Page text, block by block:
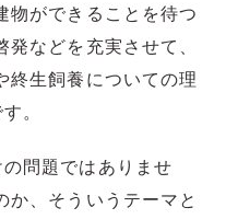
物ができることを待つ
などを充実させて、
終生飼養についての理
。
問題ではありませ
か、そういうテーマと